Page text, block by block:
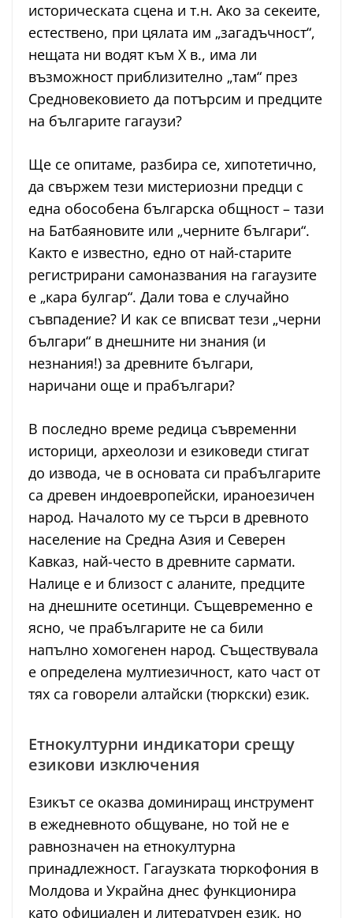
историческата сцена и т.н. Ако за секеите,
естествено, при цялата им „загадъчност“,
нещата ни водят към Х в., има ли
възможност приблизително „там“ през
Средновековието да потърсим и предците
на българите гагаузи?
Ще се опитаме, разбира се, хипотетично,
да свържем тези мистериозни предци с
една обособена българска общност – тази
на Батбаяновите или „черните българи“.
Както е известно, едно от най-старите
регистрирани самоназвания на гагаузите
е „кара булгар“. Дали това е случайно
съвпадение? И как се вписват тези „черни
българи“ в днешните ни знания (и
незнания!) за древните българи,
наричани още и прабългари?
В последно време редица съвременни
историци, археолози и езиковеди стигат
до извода, че в основата си прабългарите
са древен индоевропейски, ираноезичен
народ. Началото му се търси в древното
население на Средна Азия и Северен
Кавказ, най-често в древните сармати.
Налице е и близост с аланите, предците
на днешните осетинци. Същевременно е
ясно, че прабългарите не са били
напълно хомогенен народ. Съществувала
е определена мултиезичност, като част от
тях са говорели алтайски (тюркски) език.
Етнокултурни индикатори срещу
езикови изключения
Езикът се оказва доминиращ инструмент
в ежедневното общуване, но той не е
равнозначен на етнокултурна
принадлежност. Гагаузката тюркофония в
Молдова и Украйна днес функционира
като официален и литературен език, но